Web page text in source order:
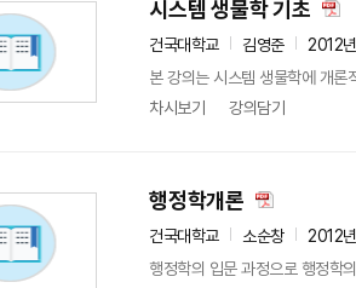
시스템 생물학 기초
건국대학교 김영준
2012
본 강의는 시스템 생물학에 개
차시보기
강의담기
행정학개론
건국대학교 소순창
2012
행정학의 입문 과정으로 행정학